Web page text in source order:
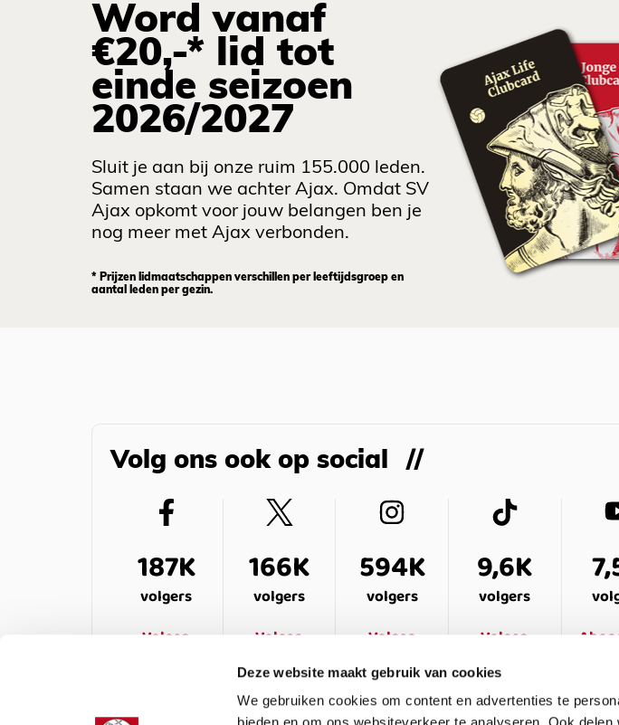
Deze website maakt gebruik van cookies
We gebruiken cookies om content en advertenties te
Word vanaf
€20,-* lid tot
einde seizoen
2026/2027
Sluit je aan bij onze ruim 155.000 leden.
Samen staan we achter Ajax. Omdat SV
Ajax opkomt voor jouw belangen ben je
nog meer met Ajax verbonden.
* Prijzen lidmaatschappen verschillen per leeftijdsgroep en
aantal leden per gezin.
Volg ons ook op social
187K
volgers
Volgen
166K
volgers
Volgen
594K
volgers
Volgen
9,6K
volgers
Volgen